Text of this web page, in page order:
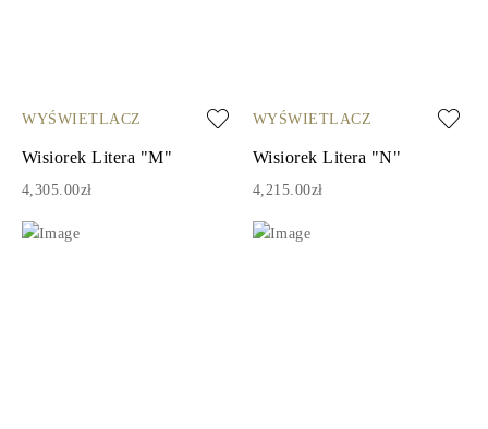
WYŚWIETLACZ
Wisiorek Litera "M"
4,305.00zł
WYŚWIETLACZ
Wisiorek Litera "N"
4,215.00zł